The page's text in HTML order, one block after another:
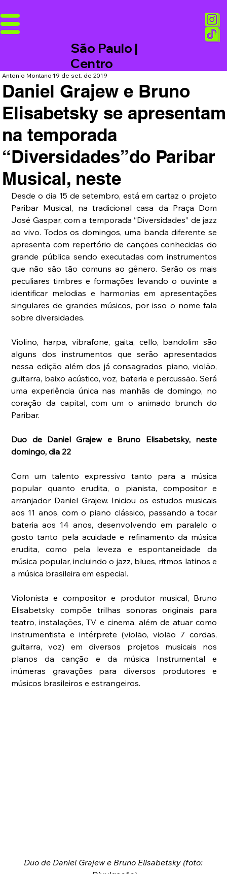
São Paulo |
Centro
Daniel Grajew e Bruno
Elisabetsky se apresentam
na temporada
“Diversidades”do Paribar
Musical, neste
Antonio Montano19 de set. de 2019
Desde o dia 15 de setembro, está em cartaz o projeto
Paribar Musical, na tradicional casa da Praça Dom
José Gaspar, com a temporada “Diversidades” de jazz
ao vivo. Todos os domingos, uma banda diferente se
apresenta com repertório de canções conhecidas do
grande pública sendo executadas com instrumentos
que não são tão comuns ao gênero. Serão os mais
peculiares timbres e formações levando o ouvinte a
identificar melodias e harmonias em apresentações
singulares de grandes músicos, por isso o nome fala
sobre diversidades.
Violino, harpa, vibrafone, gaita, cello, bandolim são
alguns dos instrumentos que serão apresentados
nessa edição além dos já consagrados piano, violão,
guitarra, baixo acústico, voz, bateria e percussão. Será
uma experiência única nas manhãs de domingo, no
coração da capital, com um o animado brunch do
Paribar.
Duo de Daniel Grajew e Bruno Elisabetsky, neste
domingo, dia 22
Com um talento expressivo tanto para a música
popular quanto erudita, o pianista, compositor e
arranjador Daniel Grajew. Iniciou os estudos musicais
aos 11 anos, com o piano clássico, passando a tocar
bateria aos 14 anos, desenvolvendo em paralelo o
gosto tanto pela acuidade e refinamento da música
erudita, como pela leveza e espontaneidade da
música popular, incluindo o jazz, blues, ritmos latinos e
a música brasileira em especial.
Violonista e compositor e produtor musical, Bruno
Elisabetsky compõe trilhas sonoras originais para
teatro, instalações, TV e cinema, além de atuar como
instrumentista e intérprete (violão, violão 7 cordas,
guitarra, voz) em diversos projetos musicais nos
planos da canção e da música Instrumental e
inúmeras gravações para diversos produtores e
músicos brasileiros e estrangeiros.
Duo de Daniel Grajew e Bruno Elisabetsky (foto: